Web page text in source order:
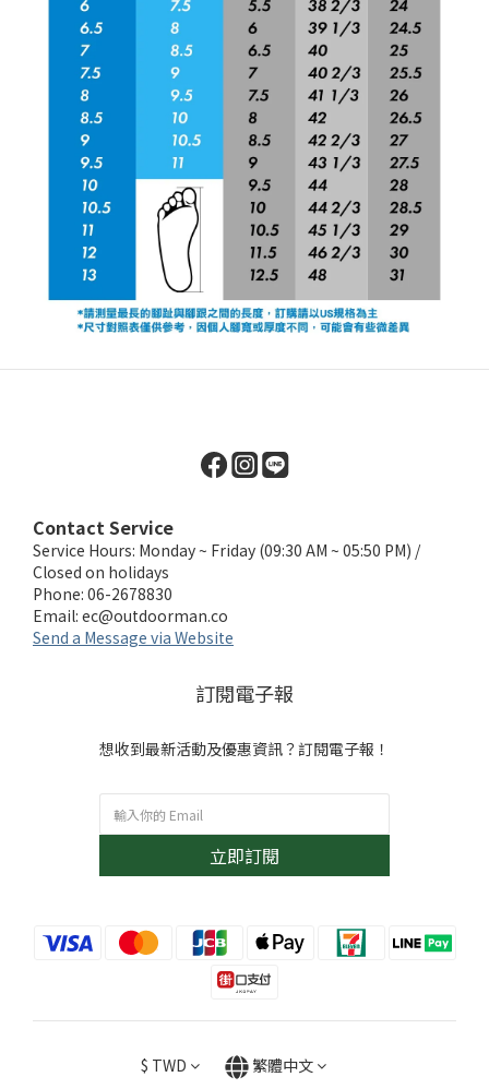
Contact Service
Service Hours: Monday ~ Friday (09:30 AM ~ 05:50 PM) /
Closed on holidays
Phone: 06-2678830
Email: ec@outdoorman.co
Send a Message via Website
訂閱電子報
想收到最新活動及優惠資訊？訂閱電子報！
立即訂閱
$ TWD 繁體中文